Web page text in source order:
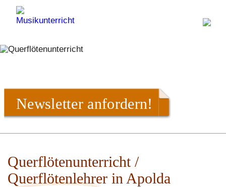
Newsletter anfordern!
Querflötenunterricht /
Querflötenlehrer in Apolda